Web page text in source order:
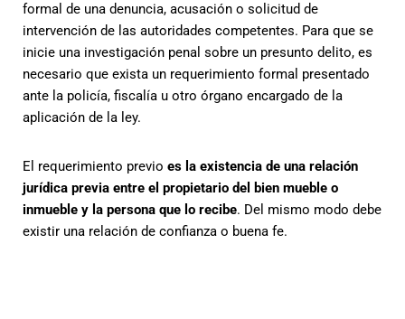
formal de una denuncia, acusación o solicitud de
intervención de las autoridades competentes. Para que se
inicie una investigación penal sobre un presunto delito, es
necesario que exista un requerimiento formal presentado
ante la policía, fiscalía u otro órgano encargado de la
aplicación de la ley.
El requerimiento previo es la existencia de una relación
jurídica previa entre el propietario del bien mueble o
inmueble y la persona que lo recibe. Del mismo modo debe
existir una relación de confianza o buena fe.